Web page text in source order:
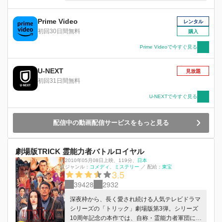
する男、足の裏に目を持つ男、確率を支配する
男・・・。彼らは皆、自分こそが神であると称し
ていた。次々と起こる不可思議な現象。追い詰め
られる奈緒子に、天才物理学者・上田、矢部刑
事、そして奈緒子の母里見も加わり、事件は思わ
ぬ方向へ。神は実在するのか？それとも全てトリ
Prime Video
初回30日間無料
レンタル
購入
Prime Videoで今すぐ見る
U-NEXT
初回31日間無料
見放題
U-NEXTで今すぐ見る
配信中の動画配信サービスをもっと見る
劇場版TRICK 霊能力者バトルロイヤル
2010年05月08日上映 119分
日本
ジャンル： コメディ ミステリー ／ 配給： 東宝
3.5
39428 2932
深夜枠から、長く愛され続ける人気テレビドラマ
シリーズの「トリック」劇場版第3弾。シリーズ
10周年記念の本作では、自称・霊能力者軍団によ